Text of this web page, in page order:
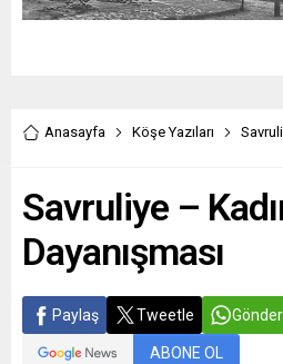
Anasayfa Köşe Yazıları
Savruliye –
Dayanışması
Paylaş Tweetle Gönder
ABONE OL